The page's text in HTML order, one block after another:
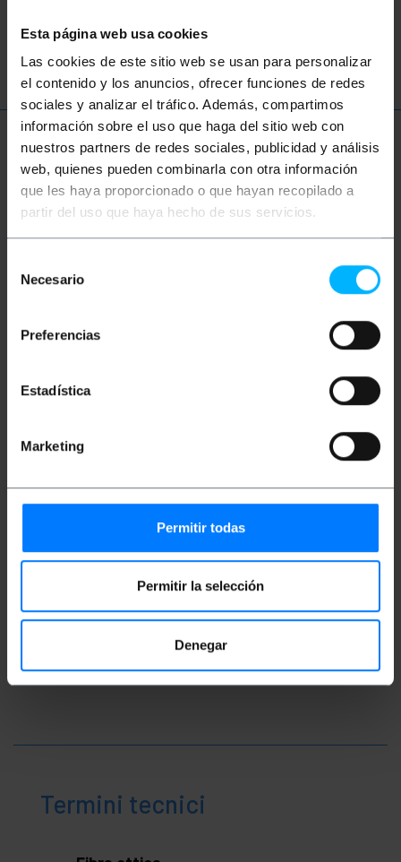
Esta página web usa cookies
Las cookies de este sitio web se usan para personalizar
el contenido y los anuncios, ofrecer funciones de redes
sociales y analizar el tráfico. Además, compartimos
información sobre el uso que haga del sitio web con
nuestros partners de redes sociales, publicidad y análisis
web, quienes pueden combinarla con otra información
que les haya proporcionado o que hayan recopilado a
partir del uso que haya hecho de sus servicios.
Necesario
Preferencias
Estadística
Marketing
Permitir todas
Permitir la selección
Denegar
ftth fibra ottica
Ulteriori informazioni
Descrizione
Cavo a fibra ottica duplex mono-modalità (SM). Ha
due connettori FC/PC su entrambe le estremità.
centrale e il suo rivestimento di 9/125 micron (?m).
Lunghezza del cavo di 5 m.
Classificazione
Termini tecnici